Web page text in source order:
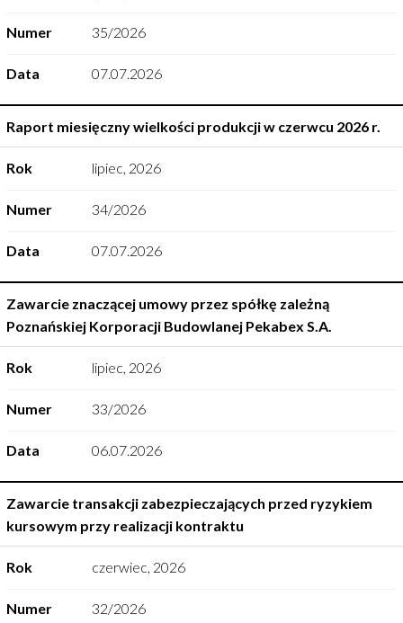
Numer 35/2026
Data 07.07.2026
Raport miesięczny wielkości produkcji w czerwcu 2026 r.
Rok lipiec 2026
Numer 34/2026
Data 07.07.2026
Zawarcie znaczącej umowy przez spółkę zależną
Poznańskiej Korporacji Budowlanej Pekabex S.A.
Rok lipiec 2026
Numer 33/2026
Data 06.07.2026
Zawarcie transakcji zabezpieczających przed ryzykiem
kursowym przy realizacji kontraktu
Rok czerwiec 2026
Numer 32/2026